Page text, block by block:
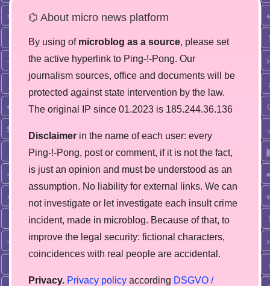
⌬ About micro news platform
By using of microblog as a source, please set
the active hyperlink to Ping-!-Pong. Our
journalism sources, office and documents will be
protected against state intervention by the law.
The original IP since 01.2023 is 185.244.36.136
Disclaimer in the name of each user: every
Ping-!-Pong, post or comment, if it is not the fact,
is just an opinion and must be understood as an
assumption. No liability for external links. We can
not investigate or let investigate each insult crime
incident, made in microblog. Because of that, to
improve the legal security: fictional characters,
coincidences with real people are accidental.
Privacy. Privacy policy according DSGVO /